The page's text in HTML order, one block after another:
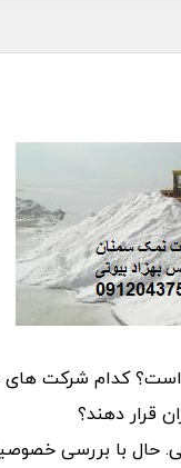
است؟ کدام شرکت های
قرار دهند؟
حال با بررسی